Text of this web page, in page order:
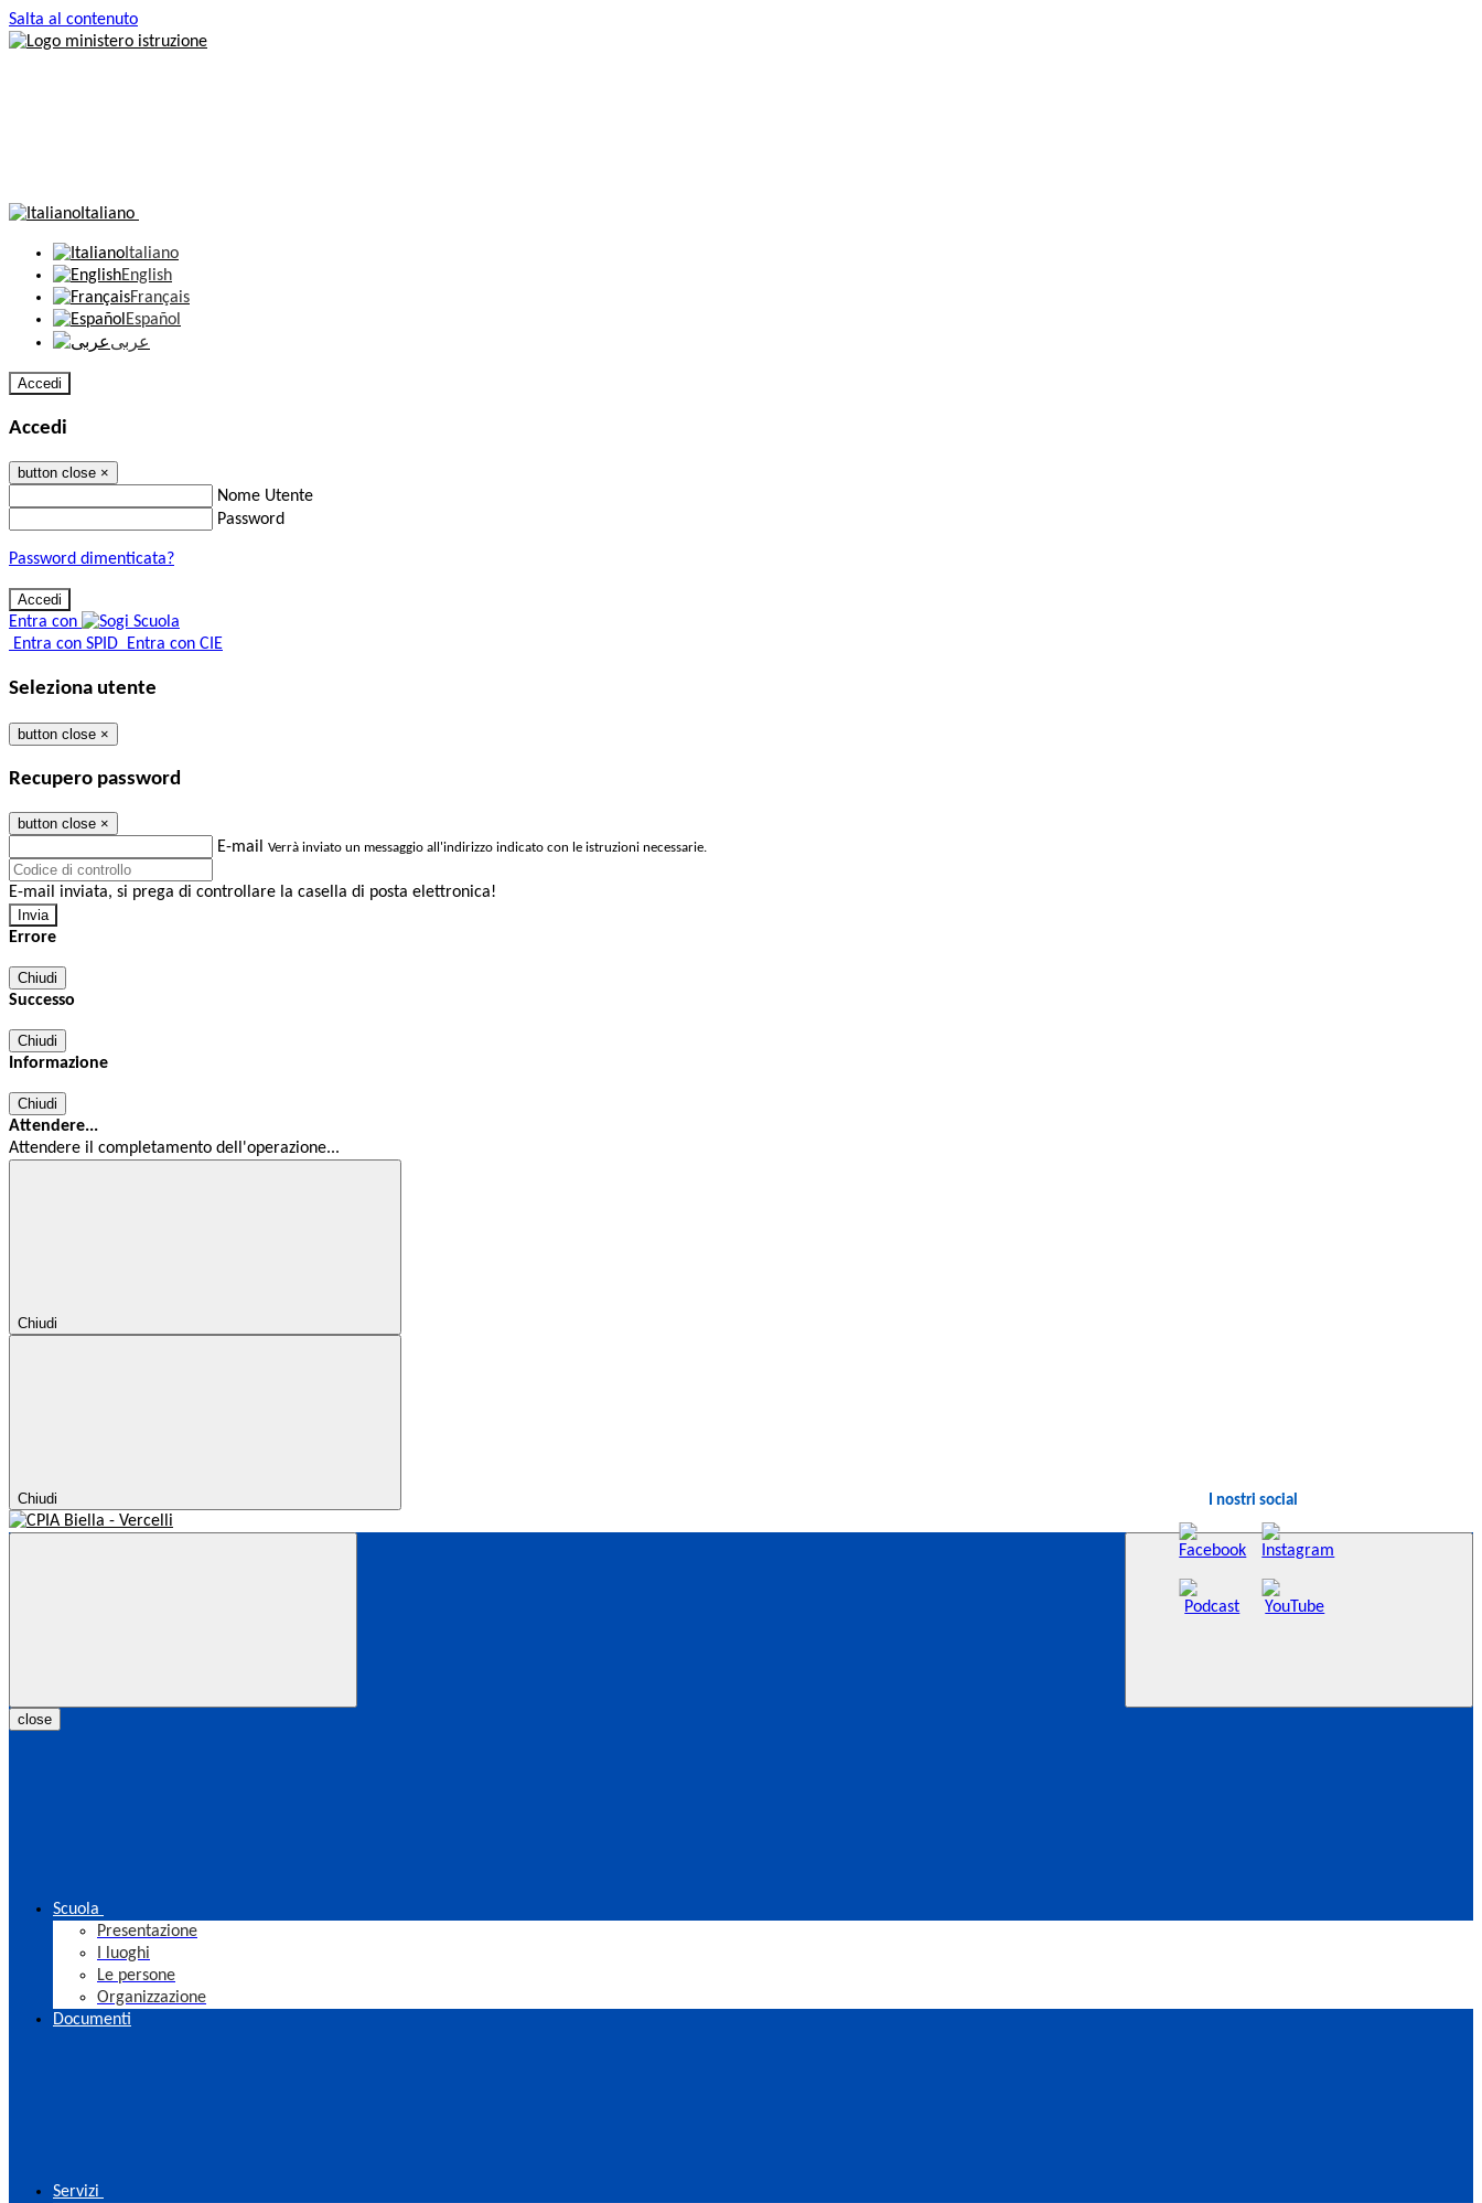
Salta al contenuto
Italiano
Italiano
English
Français
Español
عربى
Accedi
Accedi
button close ×
Nome Utente
Password
Password dimenticata?
Entra con
Entra con SPID Entra con CIE
Seleziona utente
button close ×
Recupero password
button close ×
E-mail Verrà inviato un messaggio all'indirizzo indicato con le istruzioni necessarie.
E-mail inviata, si prega di controllare la casella di posta elettronica!
Errore
Chiudi
Successo
Chiudi
Informazione
Chiudi
Attendere...
Attendere il completamento dell'operazione...
Chiudi
Chiudi I nostri social
close
Scuola
Presentazione
I luoghi
Le persone
Organizzazione
Documenti
Servizi